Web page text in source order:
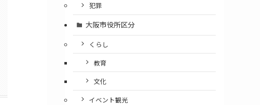
犯罪
大阪市役所区分
くらし
教育
文化
イベント観光